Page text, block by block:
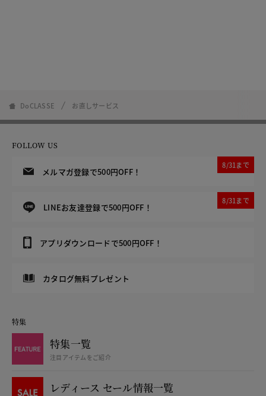
DoCLASSE お直しサービス
FOLLOW US
メルマガ登録で500円OFF！
8/31まで
LINEお友達登録で500円OFF！
8/31まで
アプリダウンロードで500円OFF！
カタログ無料プレゼント
特集
特集一覧
注目アイテムをご紹介
レディース セール情報一覧